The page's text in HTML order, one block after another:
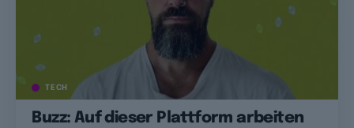
TECH
Buzz: Auf dieser Plattform arbeiten